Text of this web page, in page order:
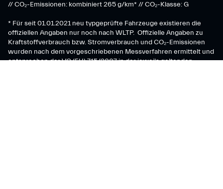
// CO₂-Emissionen: kombiniert 265 g/km* // CO₂-Klasse: G
* Für seit 01.01.2021 neu typgeprüfte Fahrzeuge existieren die
offiziellen Angaben nur noch nach WLTP. Offizielle Angaben zu
Kraftstoffverbrauch bzw. Stromverbrauch und CO₂-Emissionen
wurden nach dem vorgeschriebenen Messverfahren ermittelt und
entsprechen der VO (EU) 715/2007 in der jeweils geltenden